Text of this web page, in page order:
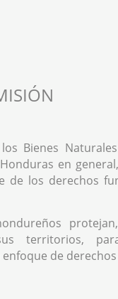
Bienes
en
de los derechos
territorios,
de